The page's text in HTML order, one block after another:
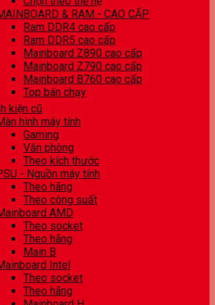
& RAM - CAO CẤP
Ram DDR4 cao cấp
Ram DDR5 cao cấp
Mainboard Z890 cao cấp
Mainboard Z790 cao cấp
Mainboard B760 cao cấp
Top bán chạy
kiện cũ
hình máy tính
Gaming
Văn phòng
Theo kích thước
- Nguồn máy tính
Theo hãng
Theo công suất
AMD
Theo socket
Theo hãng
Main B
Intel
Theo socket
Theo hãng